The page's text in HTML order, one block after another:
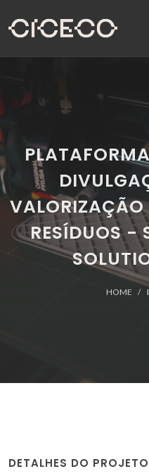
VALORIZAÇÃO
RESÍDUOS -
HOME
DETALHES DO PROJETO